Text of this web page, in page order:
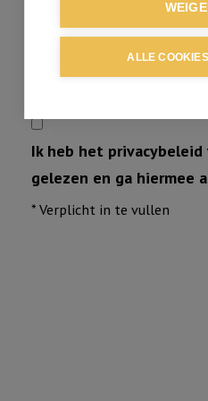
Ik heb het
gelezen en ga hiermee
* Verplicht in te vullen
ALLE